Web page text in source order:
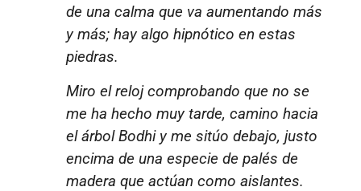
de una calma que va aumentando más
y más; hay algo hipnótico en estas
piedras.
Miro el reloj comprobando que no se
me ha hecho muy tarde, camino hacia
el árbol Bodhi y me sitúo debajo, justo
encima de una especie de palés de
madera que actúan como aislantes.